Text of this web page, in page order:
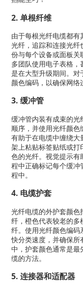
2. 单根纤维
由于每根光纤电缆都
光纤，追踪和连接光
份与每个设备或面板
多团队使用电子表格
是在大型升级期间。
颜色编码，以确保网络
3. 缓冲管
缓冲管内装有成束的
顺序，并使用光纤颜
有助于在电缆中缠绕
架上粘贴标签贴纸或
色的光纤。视觉提示有
程中正确标记每个缓冲
程中。
4. 电缆护套
光纤电缆的外护套颜
纤，橙色代表较老的
纤。使用光纤颜色编码
快分类速度，并确保所
中，护套颜色通常是
缆的方法。
5. 连接器和适配器